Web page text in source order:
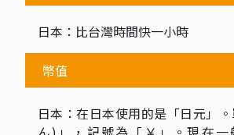
日本：比台灣時間快一小時
幣值
日本：在日本使用的是「日元」